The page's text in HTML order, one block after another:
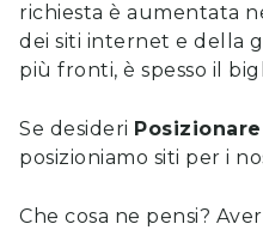
richiesta è aumentata
dei siti internet e della
più fronti, è spesso il
Se desideri
posizioniamo siti per i
Che cosa ne pensi?